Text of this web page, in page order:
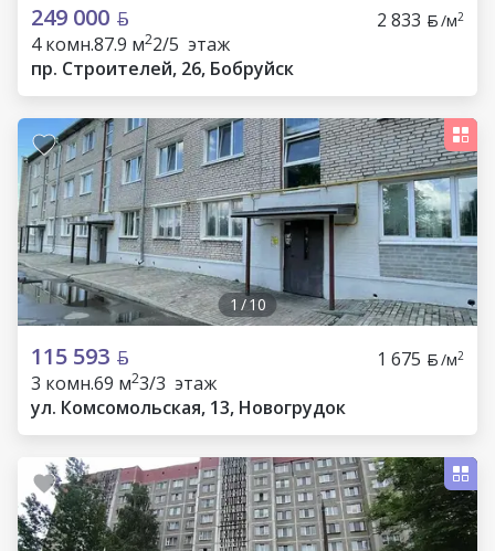
249 000 2 833 /м2
4 комн.87.9 м22/5 этаж
пр. Строителей, 26, Бобруйск
1 /10
115 593 1 675 /м2
3 комн.69 м23/3 этаж
ул. Комсомольская, 13, Новогрудок